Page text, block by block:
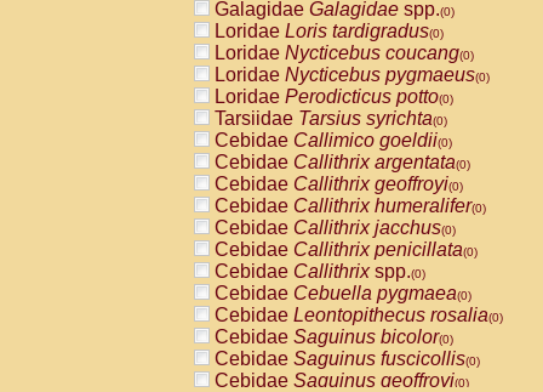
Galagidae Galagidae spp.(0)
Loridae Loris tardigradus(0)
Loridae Nycticebus coucang(0)
Loridae Nycticebus pygmaeus(0)
Loridae Perodicticus potto(0)
Tarsiidae Tarsius syrichta(0)
Cebidae Callimico goeldii(0)
Cebidae Callithrix argentata(0)
Cebidae Callithrix geoffroyi(0)
Cebidae Callithrix humeralifer(0)
Cebidae Callithrix jacchus(0)
Cebidae Callithrix penicillata(0)
Cebidae Callithrixspp.(0)
Cebidae Cebuella pygmaea(0)
Cebidae Leontopithecus rosalia(0)
Cebidae Saguinus bicolor(0)
Cebidae Saguinus fuscicollis(0)
Cebidae Saguinus geoffroyi(0)